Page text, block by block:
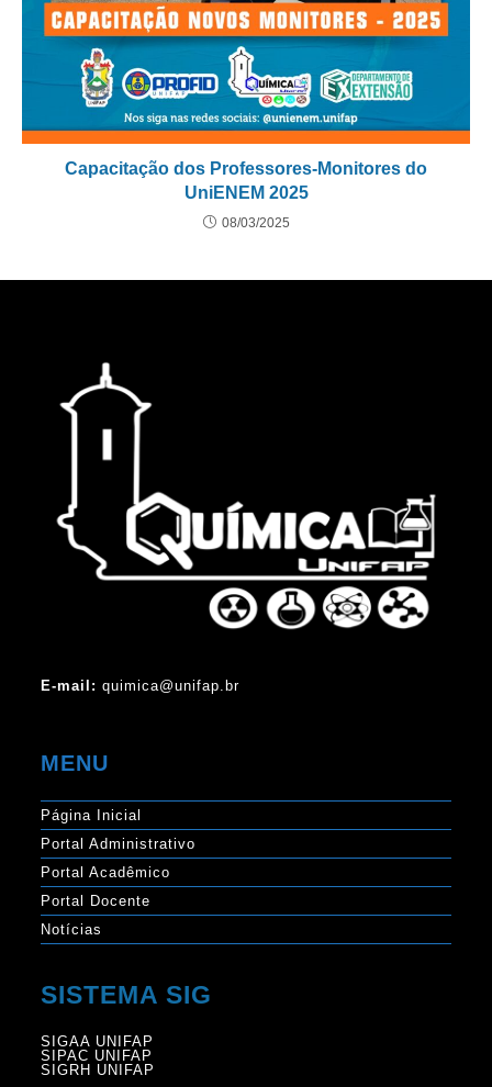
Capacitação dos Professores-Monitores do
UniENEM 2025
08/03/2025
E-mail:quimica@unifap.br
MENU
Página Inicial
Portal Administrativo
Portal Acadêmico
Portal Docente
Notícias
SISTEMA SIG
SIGAA UNIFAP
SIPAC UNIFAP
SIGRH UNIFAP